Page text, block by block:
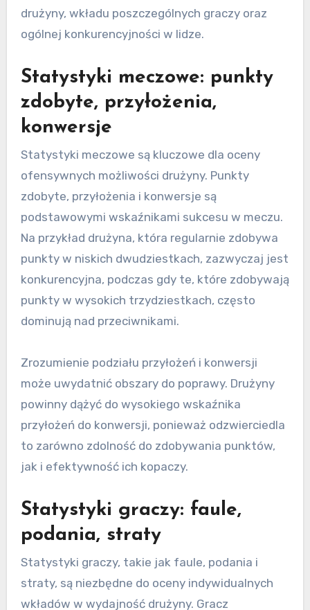
drużyny, wkładu poszczególnych graczy oraz
ogólnej konkurencyjności w lidze.
Statystyki meczowe: punkty
zdobyte, przyłożenia,
konwersje
Statystyki meczowe są kluczowe dla oceny
ofensywnych możliwości drużyny. Punkty
zdobyte, przyłożenia i konwersje są
podstawowymi wskaźnikami sukcesu w meczu.
Na przykład drużyna, która regularnie zdobywa
punkty w niskich dwudziestkach, zazwyczaj jest
konkurencyjna, podczas gdy te, które zdobywają
punkty w wysokich trzydziestkach, często
dominują nad przeciwnikami.
Zrozumienie podziału przyłożeń i konwersji
może uwydatnić obszary do poprawy. Drużyny
powinny dążyć do wysokiego wskaźnika
przyłożeń do konwersji, ponieważ odzwierciedla
to zarówno zdolność do zdobywania punktów,
jak i efektywność ich kopaczy.
Statystyki graczy: faule,
podania, straty
Statystyki graczy, takie jak faule, podania i
straty, są niezbędne do oceny indywidualnych
wkładów w wydajność drużyny. Gracz